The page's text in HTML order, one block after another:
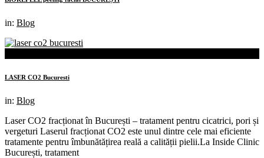
in: Blog
LASER CO2 Bucuresti
in: Blog
Laser CO2 fracționat în București – tratament pentru cicatrici, pori și
vergeturi Laserul fracționat CO2 este unul dintre cele mai eficiente
tratamente pentru îmbunătățirea reală a calității pielii.La Inside Clinic
București, tratament